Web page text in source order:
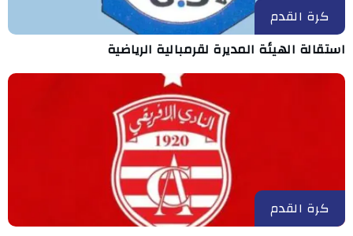
كرة القدم
استقالة الهيئة المديرة لقرمبالية الرياضية
كرة القدم